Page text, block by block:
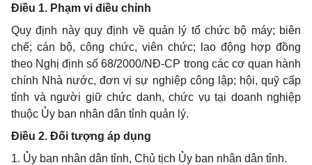
Điều 1. Phạm vi điều chỉnh
Quy định này quy định về quản lý tổ chức bộ máy; biên
chế; cán bộ, công chức, viên chức; lao động hợp đồng
theo Nghị định số 68/2000/NĐ-CP trong các cơ quan hành
chính Nhà nước, đơn vị sự nghiệp công lập; hội, quỹ cấp
tỉnh và người giữ chức danh, chức vụ tại doanh nghiệp
thuộc Ủy ban nhân dân tỉnh quản lý.
Điều 2. Đối tượng áp dụng
1. Ủy ban nhân dân tỉnh, Chủ tịch Ủy ban nhân dân tỉnh.